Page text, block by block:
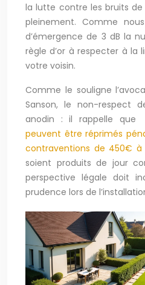
la lutte contre les bruits de
pleinement. Comme
d’émergence de 3 dB la
règle d’or à respecter à la
votre voisin.
Comme le souligne
Sanson, le non-respect
anodin : il rappelle que
peuvent être réprimés
contraventions de 450€ à
soient produits de jour
perspective légale doit
prudence lors de